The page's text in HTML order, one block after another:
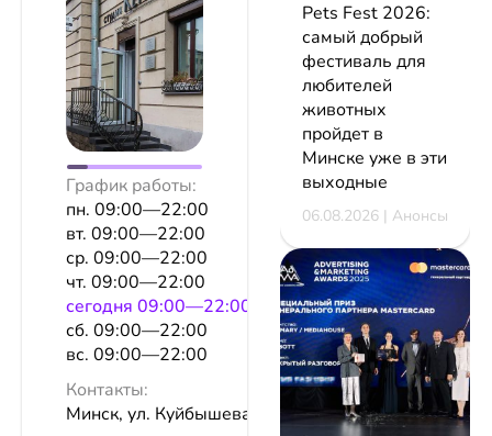
График работы:
пн. 09:00—22:00
вт. 09:00—22:00
ср. 09:00—22:00
чт. 09:00—22:00
сeгодня 09:00—22:00
сб. 09:00—22:00
вс. 09:00—22:00
Контакты:
Минск, ул. Куйбышева, 10
Pets Fest 2026:
самый добрый
фестиваль для
любителей
животных
пройдет в
Минске уже в эти
выходные
06.08.2026 | Анонсы